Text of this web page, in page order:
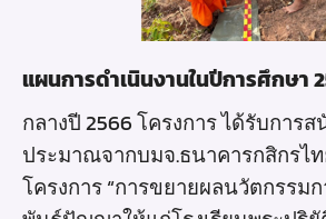
แผนการดำเนินงานในปีการศึกษา
กลางปี 2566 โครงการ ได้รับการ
ประมาณจากบมจ.ธนาคารกสิกรไ
โครงการ “การขยายผลนวัตกรรม